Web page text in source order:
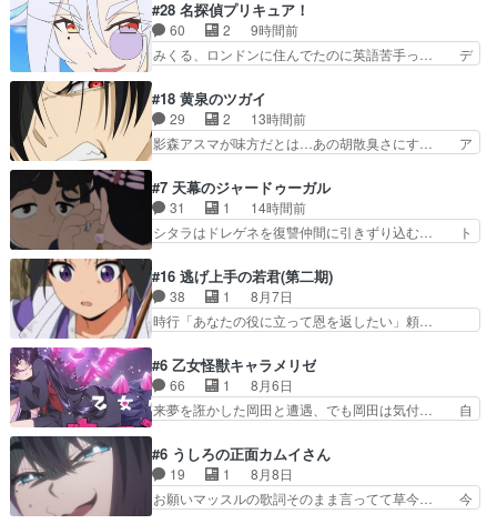
いやイケメンが主人公にプレゼ… 「お願いがある
ときはキスでおねだりする」… 透子とにゃん吉の
馴れ初めを見れて良かった…
わりサーカスに突然現れた金髪の大男少… 伝説の
男の登場によって、山田の輝かしき過… お父さん
の相方登場回、良い回だったな。諏… 第６話をｄ
アニメストアで視聴しました。視… じゃがいもし
い公衆電話が出てきた。みず… おはようございま
す！瑞佳の正体が明かされ… 朝も昼もおやつもじ
ゃがいも尽くしの『ひま…
#28 名探偵プリキュア！
60 2
9時間前
みくる、ロンドンに住んでたのに英語苦手っ… デ
チ・アゲイン、未来から来たのかな？ウ… 何か事
情がある、理由がある事をエクレール… デッチア
ゲイン初登場。ニジーとちょっとキ… 遂に探偵事
務所に外国人のお客様?アゲセー… でっち上げ
る事で、「悪役」も「役… 怪盗団ファントムの漫
才に大笑いしたw一度… 「男性の欺瞞、悪意」が
女性に向かい悪さを…
#18 黄泉のツガイ
29 2
13時間前
影森アスマが味方だとは…あの胡散臭さにす… ア
りアスマ(石田彰キャラ)は裏切り者た… 原作を読
むの我慢していてよかっただって顔… どんどん増
えるツガイツガイよりも腹黒い人… 夜桜は「顔で
損してる」って言うけど、声で… おかしいな石田
ましてはアサちゃん目的で… "顔で損してる"企み
顔て何…wアスマさん… 顔で損してるアスマさん
ついでに声でも損し…
#7 天幕のジャードゥーガル
31 1
14時間前
シタラはドレゲネを復讐仲間に引きずり込む… ト
イに功績を挙げさせて政権と軍のバラン… 覇道の
トルイと王道のオゴタイって感じかな… 賢い人物
の行動は想定した目的達成のための… シタラとボ
ラクチンの考えが初めてシンクロ… ドレゲネのテ
ンゴル政治」国家の表舞台に… 前回のシタラと対
比したおおらかな笑顔が印… 戦争よりも経済の領
域をその視野に入れてい…
#16 逃げ上手の若君(第二期)
38 1
8月7日
時行「あなたの役に立って恩を返したい」頼…
のアニメの演出、同じCloverWor… 貞宗の思考を
読み切れなかったのは、経験の… 信濃仮面いった
い誰なんだ！役に立ちたいで… 人形だったり将棋
だったり、諏訪神党の三大… ・これ罠じゃない
意味。特に諏訪の地は山… 薄々思ってたけど実写
パートに対する熱意が… 亜也子ちゃん面白い親父
さんが無事で良かっ…
#6 乙女怪獣キャラメリゼ
66 1
8月6日
来夢を誑かした岡田と遭遇、でも岡田は気付… 自
なからのメイク道具が、らいりーさんを… らいり
ーの影響で理想に向けて努力する黒絵… コングと
ゴ〇ラの怪獣大決戦!?w黒絵の友… らいりーが己
のルッキズムと相対する話とし… らいりーさんが
#6 うしろの正面カムイさん
19 1
8月8日
お願いマッスルの歌詞そのまま言ってて草今… 今